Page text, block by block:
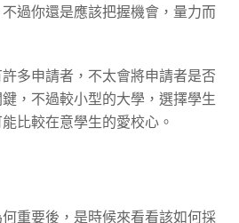
過你還是應該把握機會，量力而
多申請者，不太會將申請者是否
，不過較小型的大學，選擇學生
比較在意學生的愛校心。
重要後，是時候來看看該如何採